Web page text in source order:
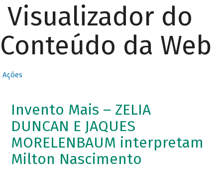
Visualizador do
Conteúdo da Web
Ações
Invento Mais – ZELIA
DUNCAN E JAQUES
MORELENBAUM interpretam
Milton Nascimento